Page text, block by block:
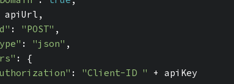
apiUrl,
: "POST" ,
: "json" ,
: {
: "Client-ID "
+ apiKey